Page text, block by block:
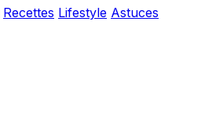
Recettes Lifestyle Astuces